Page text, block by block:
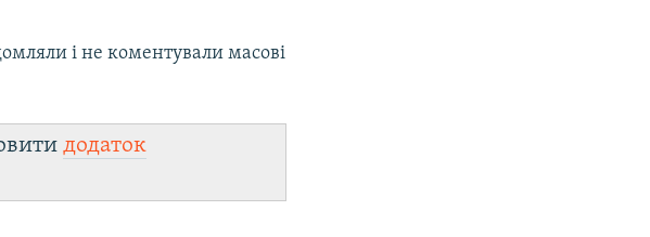
і не коментували масові
додаток